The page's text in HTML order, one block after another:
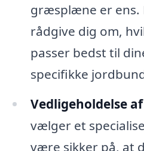
græsplæne er ens.
rådgive dig om,
passer bedst til
specifikke
Vedligeholdelse
vælger et
være sikker på, at